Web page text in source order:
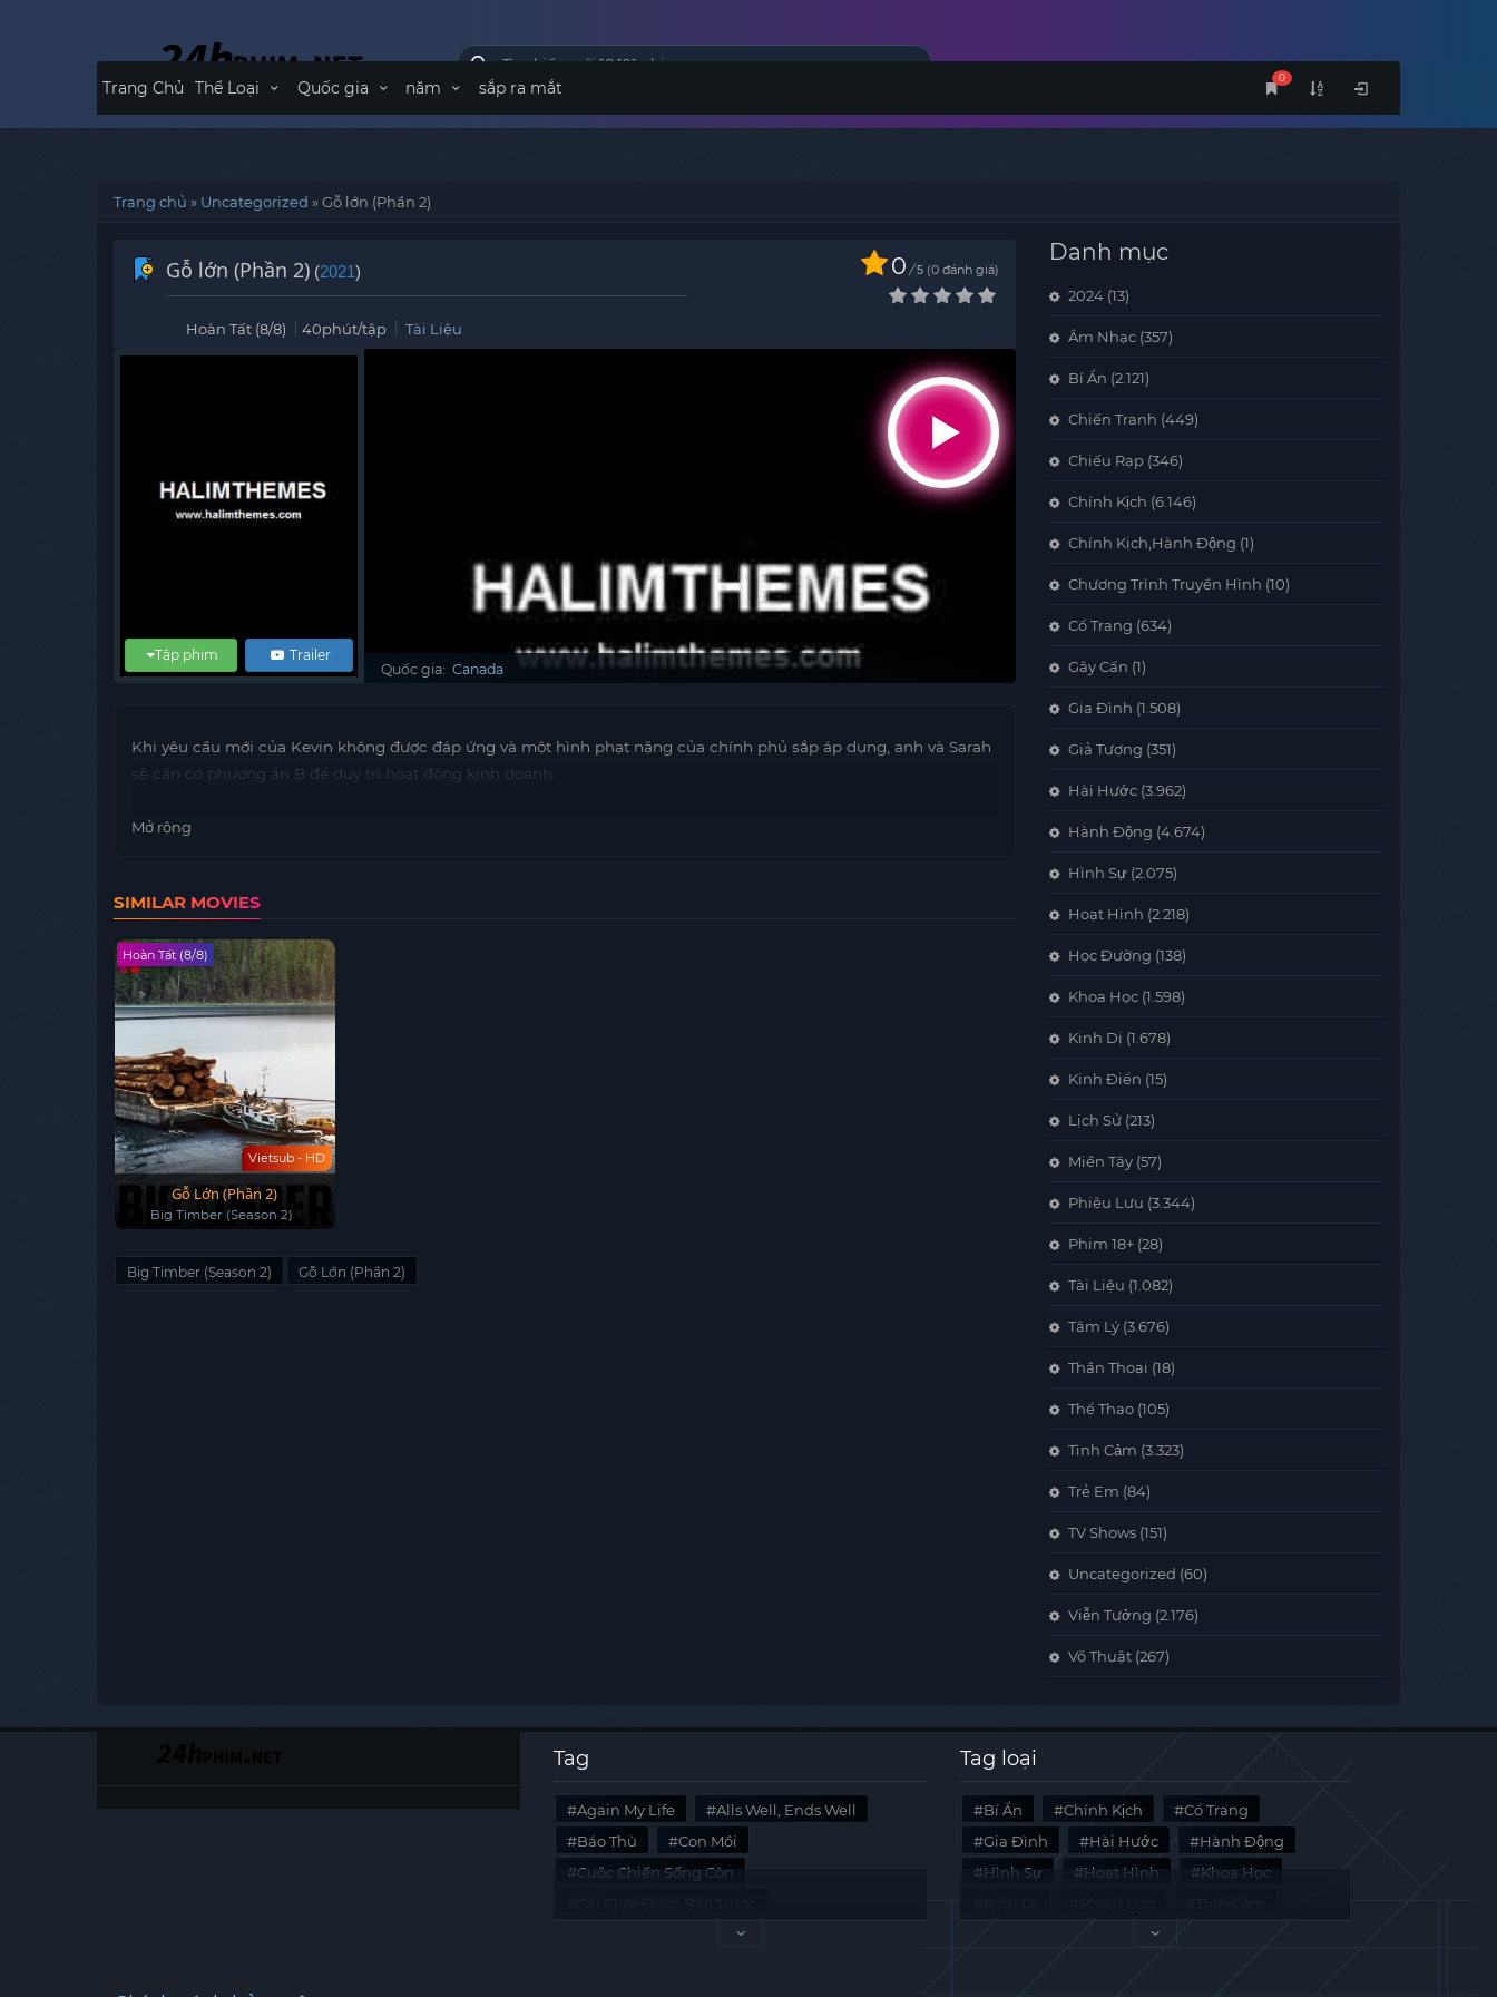
0
Trang Chủ Thể Loại Quốc gia năm sắp ra mắt
Trang chủ » Uncategorized »Gỗ lớn (Phần 2)
Gỗ lớn (Phần 2) (2021) 0 / 5 0 đánh giá
Hoàn Tất (8/8) 40phút/tập Tài Liệu
Trailer
Tập phim
Quốc gia: Canada
Khi yêu cầu mới của Kevin không được đáp ứng và một hình phạt nặng của chính phủ sắp áp dụng, anh và Sarah
sẽ cần có phương án B để duy trì hoạt động kinh doanh.
Mở rộng
SIMILAR MOVIES
Vietsub - HD
Hoàn Tất (8/8)
Gỗ Lớn (Phần 2)
Big Timber (Season 2)
Big Timber (Season 2) Gỗ Lớn (Phần 2)
Danh mục
2024 (13)
Âm Nhạc (357)
Bí Ẩn (2.121)
Chiến Tranh (449)
Chiếu Rạp (346)
Chính Kịch (6.146)
Chính Kịch,Hành Động (1)
Chương Trình Truyền Hình (10)
Cổ Trang (634)
Gây Cấn (1)
Gia Đình (1.508)
Giả Tượng (351)
Hài Hước (3.962)
Hành Động (4.674)
Hình Sự (2.075)
Hoạt Hình (2.218)
Học Đường (138)
Khoa Học (1.598)
Kinh Dị (1.678)
Kinh Điển (15)
Lịch Sử (213)
Miền Tây (57)
Phiêu Lưu (3.344)
Phim 18+ (28)
Tài Liệu (1.082)
Tâm Lý (3.676)
Thần Thoại (18)
Thể Thao (105)
Tình Cảm (3.323)
Trẻ Em (84)
TV Shows (151)
Uncategorized (60)
Viễn Tưởng (2.176)
Võ Thuật (267)
Tag
Again My Life
Alls Well, Ends Well
Báo Thù
Con Mồi
Cuộc Chiến Sống Còn
Last Summer
Tag loại
Bí Ẩn Chính Kịch
Cổ Trang
Gia Đình
Hài Hước
Hành Động
Hình Sự
Hoạt Hình
Khoa Học
Tài Liệu
Tâm Lý Viễn Tưởng